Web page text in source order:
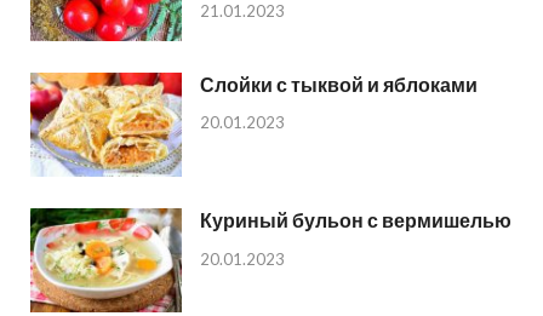
21.01.2023
Слойки с тыквой и яблоками
20.01.2023
Куриный бульон с вермишелью
20.01.2023